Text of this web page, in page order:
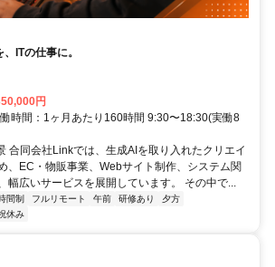
ITの仕事に。
円
時間：1ヶ月あたり160時間 9:30〜18:30(実働8
合同会社Linkでは、生成AIを取り入れたクリエイ
、EC・物販事業、Webサイト制作、システム関
幅広いサービスを展開しています。 その中で...
間制 フルリモート 午前 研修あり
夕方
休み